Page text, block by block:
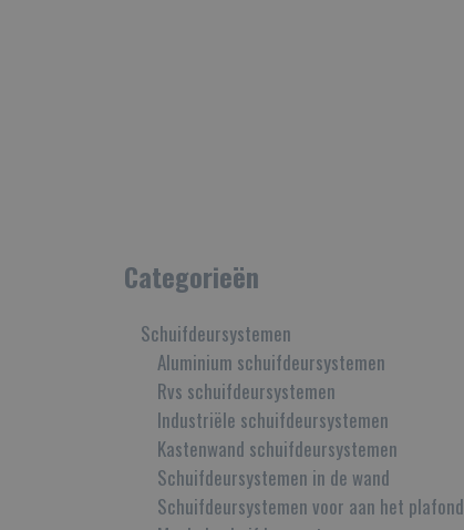
Categorieën
Schuifdeursystemen
Aluminium schuifdeursystemen
Rvs schuifdeursystemen
Industriële schuifdeursystemen
Kastenwand schuifdeursystemen
Schuifdeursystemen in de wand
Schuifdeursystemen voor aan het plafond